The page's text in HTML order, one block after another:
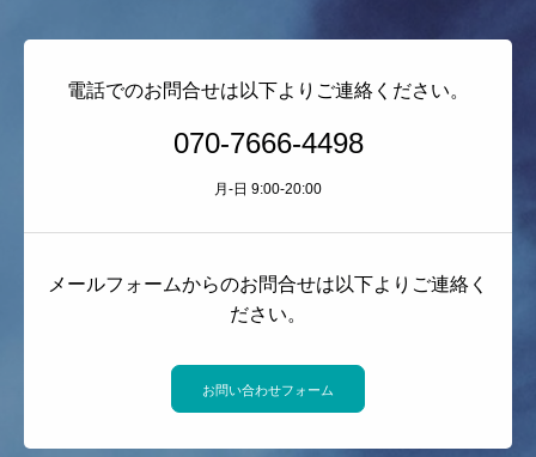
電話でのお問合せは以下よりご連絡ください。
070-7666-4498
月-日 9:00-20:00
メールフォームからのお問合せは以下よりご連絡く
ださい。
お問い合わせフォーム